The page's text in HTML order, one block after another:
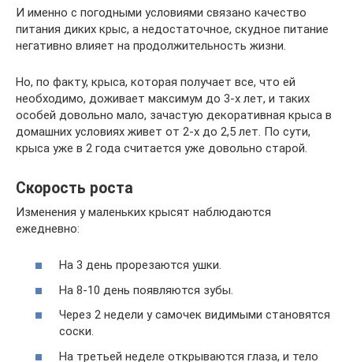
И именно с погодными условиями связано качество
питания диких крыс, а недостаточное, скудное питание
негативно влияет на продолжительность жизни.
Но, по факту, крыса, которая получает все, что ей
необходимо, доживает максимум до 3-х лет, и таких
особей довольно мало, зачастую декоративная крыса в
домашних условиях живет от 2-х до 2,5 лет. По сути,
крыса уже в 2 года считается уже довольно старой.
Скорость роста
Изменения у маленьких крысят наблюдаются
ежедневно:
На 3 день прорезаются ушки.
На 8-10 день появляются зубы.
Через 2 недели у самочек видимыми становятся
соски.
На третьей неделе открываются глаза, и тело